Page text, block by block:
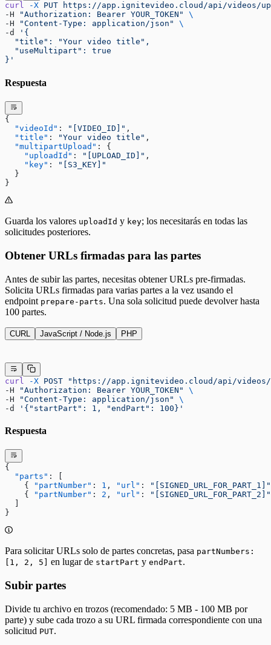
curl -X PUT https://app.ignitevideo.cloud/api/videos/
-H
"Authorization: Bearer YOUR_TOKEN"
\
-H
"Content-Type: application/json"
\
-d
'{
  "title": "Your video title",
  "useMultipart": true
}'
Respuesta
{
  "videoId"
: "[VIDEO_ID]" ,
  "title"
: "Your video title" ,
  "multipartUpload"
: {
    "uploadId"
: "[UPLOAD_ID]" ,
    "key"
:
"[S3_KEY]"
  }
}
Guarda los valores uploadId y key; los necesitarás en todas las
solicitudes posteriores.
Obtener URLs firmadas para las partes
Antes de subir las partes, necesitas obtener URLs pre-firmadas.
Solicita URLs firmadas para varias partes a la vez usando el
endpoint prepare-parts. Una sola solicitud puede devolver hasta
100 partes.
CURL JavaScript / Node.js PHP
curl -X POST "https://app.ignitevideo.cloud/api/videos/
-H
"Authorization: Bearer YOUR_TOKEN"
\
-H
"Content-Type: application/json"
\
-d
'{"startPart": 1, "endPart": 100}'
Respuesta
{
  "parts"
: [
    {
"partNumber" : 1 , "url" :
"[SIGNED_URL_FOR_PART_1]"
    {
"partNumber" : 2 , "url" :
"[SIGNED_URL_FOR_PART_2]"
}
Para solicitar URLs solo de partes concretas, pasa partNumbers:
[1, 2, 5]
en lugar de startPart y endPart.
Subir partes
Divide tu archivo en trozos (recomendado: 5 MB - 100 MB por
parte) y sube cada trozo a su URL firmada correspondiente con una
solicitud PUT.